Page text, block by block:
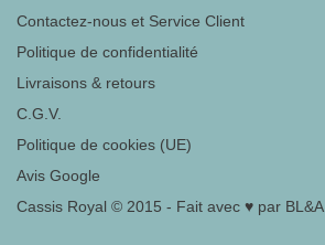
Contactez-nous et Service Client
Politique de confidentialité
Livraisons & retours
C.G.V.
Politique de cookies (UE)
Avis Google
Cassis Royal © 2015 - Fait avec ♥ par BL&A